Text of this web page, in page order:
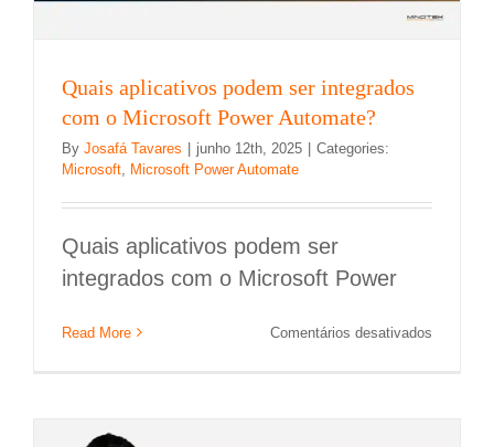
Quais aplicativos podem ser integrados
com o Microsoft Power Automate?
By Josafá Tavares junho 12th, 2025
Categories:
Microsoft, Microsoft Power Automate
Quais aplicativos podem ser
integrados com o Microsoft Power
Read More Comentários desativados
Quais são as principais funcionalidades do
Microsoft Power Automate?